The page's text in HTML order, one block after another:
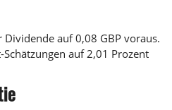
Dividende auf 0,08 GBP voraus.
auf 2,01 Prozent